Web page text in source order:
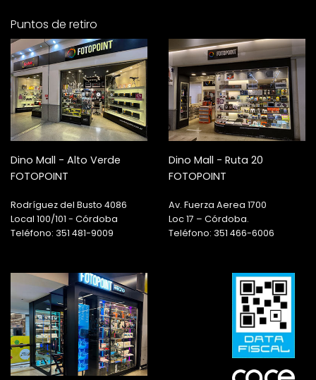
Puntos de retiro
Dino Mall - Alto Verde
FOTOPOINT
Rodríguez del Busto 4086
Local 100/101 - Córdoba
Teléfono: 351 481-9009
Dino Mall - Ruta 20
FOTOPOINT
Av. Fuerza Aerea 1700
Loc 17 – Córdoba.
Teléfono: 351 466-6006